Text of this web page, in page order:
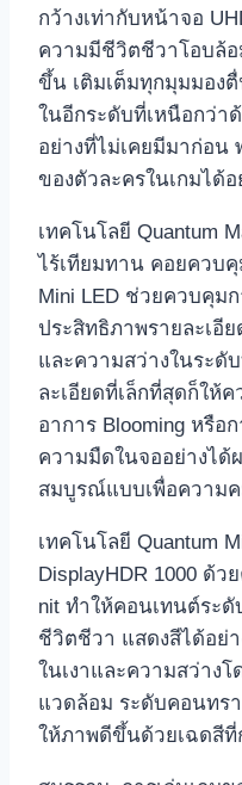
กว้างเท่ากับหน้าจอ
ความมีชีวิตชีวาโอบล้
ขึ้น เติมเต็มทุกมุมมอง
ในอีกระดับที่เหนือกว่
อย่างที่ไม่เคยมีมาก่อน
ของตัวละครในเกมได้อ
เทคโนโลยี Quantum
ไร้เทียมทาน คอยควบคุ
Mini LED ช่วยควบคุม
ประสิทธิภาพรายละเ
และความสว่างในระดั
ละเอียดที่เล็กที่สุดก็ให้
อาการ Blooming หรือ
ความมืดในจออย่างได้
สมบูรณ์แบบเพื่อความ
เทคโนโลยี Quantum
DisplayHDR 1000 ด้ว
nit ทำให้คอนเทนต์ระ
ชีวิตชีวา แสดงสีได้อย่
ในเงาและความสว่าง
แวดล้อม ระดับคอนทร
ให้ภาพดีขึ้นด้วยเฉดสี